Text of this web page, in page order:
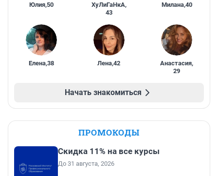
Юлия,50 ХуЛиГаНкА,
43
Милана,40
Елена,38 Лена,42 Анастасия,
29
Начать знакомиться
ПРОМОКОДЫ
Скидка 11% на все курсы
До 31 августа, 2026